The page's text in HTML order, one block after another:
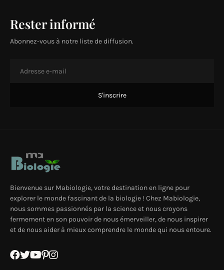
Rester informé
Abonnez-vous à notre liste de diffusion.
Bienvenue sur Mabiologie, votre destination en ligne pour
explorer le monde fascinant de la biologie ! Chez Mabiologie,
nous sommes passionnés par la science et nous croyons
fermement en son pouvoir de nous émerveiller, de nous inspirer
et de nous aider à mieux comprendre le monde qui nous entoure.